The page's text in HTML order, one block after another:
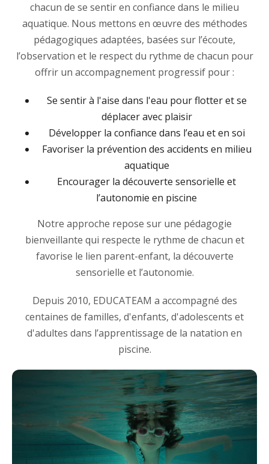
chacun de se sentir en confiance dans le milieu
aquatique. Nous mettons en œuvre des méthodes
pédagogiques adaptées, basées sur l’écoute,
l’observation et le respect du rythme de chacun pour
offrir un accompagnement progressif pour :
Se sentir à l'aise dans l'eau pour flotter et se
déplacer avec plaisir
Développer la confiance dans l’eau et en soi
Favoriser la prévention des accidents en milieu
aquatique
Encourager la découverte sensorielle et
l’autonomie en piscine
Notre approche repose sur une pédagogie
bienveillante qui respecte le rythme de chacun et
favorise le lien parent-enfant, la découverte
sensorielle et l’autonomie.
Depuis 2010, EDUCATEAM a accompagné des
centaines de familles, d'enfants, d'adolescents et
d'adultes dans l’apprentissage de la natation en
piscine.